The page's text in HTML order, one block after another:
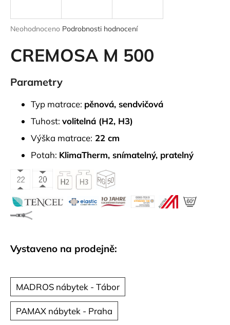
Průměrné
produktu
je
z
5
Neohodnoceno Podrobnosti hodnocení
CREMOSA M 500
Parametry
Typ matrace: pěnová, sendvičová
Tuhost: volitelná (H2, H3)
Výška matrace: 22 cm
Potah: KlimaTherm, snímatelný, pratelný
Vystaveno na prodejně:
MADROS nábytek - Tábor
PAMAX nábytek - Praha
j
t
?
HLEDAT
o
r
u
u
j
m